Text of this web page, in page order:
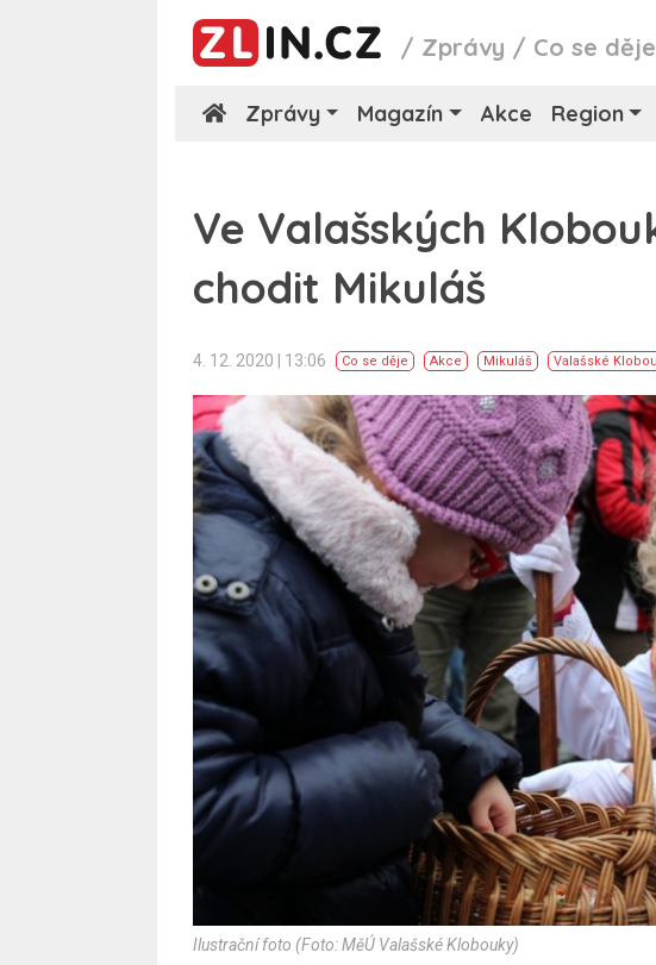
/ Zprávy / Co se děje
Zprávy Magazín Akce Region
Ve Valašských
chodit Mikuláš
4. 12. 2020 | 13:06 Co se děje Akce Mikuláš Valašské
Ilustrační foto (Foto: MěÚ Valašské Klobouky)